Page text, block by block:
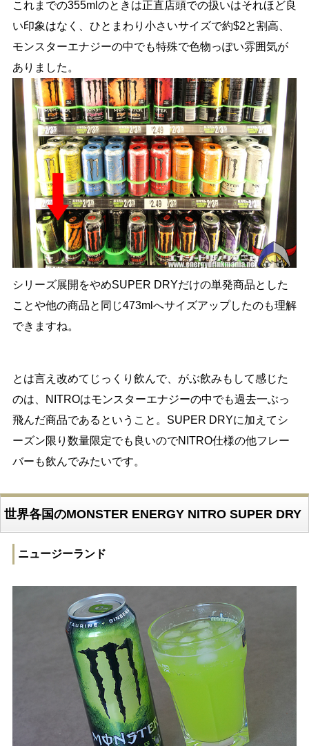
これまでの355mlのときは正直店頭での扱いはそれほど良
い印象はなく、ひとまわり小さいサイズで約$2と割高、
モンスターエナジーの中でも特殊で色物っぽい雰囲気が
ありました。
シリーズ展開をやめSUPER DRYだけの単発商品とした
ことや他の商品と同じ473mlへサイズアップしたのも理解
できますね。
とは言え改めてじっくり飲んで、がぶ飲みもして感じた
のは、NITROはモンスターエナジーの中でも過去一ぶっ
飛んだ商品であるということ。SUPER DRYに加えてシ
ーズン限り数量限定でも良いのでNITRO仕様の他フレー
バーも飲んでみたいです。
世界各国のMONSTER ENERGY NITRO SUPER DRY
ニュージーランド